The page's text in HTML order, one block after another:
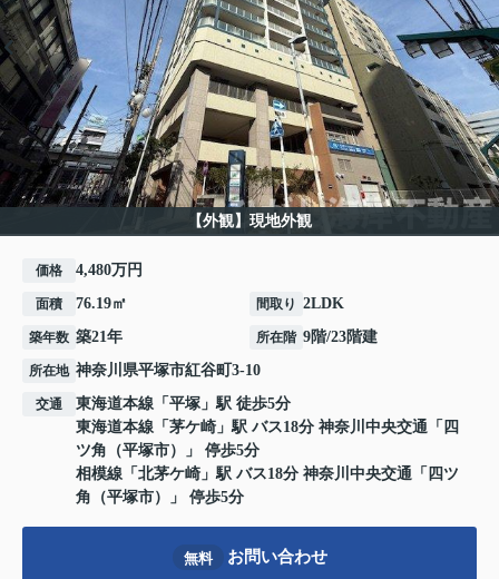
【外観】現地外観
価格 4,480万円
面積 76.19㎡ 間取り 2LDK
築年数 築21年 所在階 9階/23階建
所在地 神奈川県平塚市紅谷町 3-10
交通 東海道本線 「 平塚 」駅 徒歩5分
東海道本線 「 茅ケ崎 」駅 バス18分 神奈川中央交通「四
ツ角（平塚市）」 停歩5分
相模線 「 北茅ケ崎 」駅 バス18分 神奈川中央交通「四ツ
角（平塚市）」 停歩5分
無料 お問い合わせ